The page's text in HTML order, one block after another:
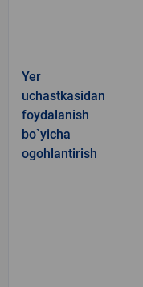
Yer
uchastkasidan
foydalanish
bo`yicha
ogohlantirish